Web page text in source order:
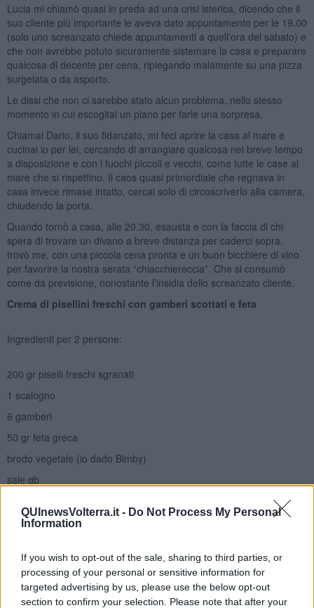
QUInewsVolterra.it - Do Not Process My Personal
Information
If you wish to opt-out of the sale, sharing to third parties, or
processing of your personal or sensitive information for
targeted advertising by us, please use the below opt-out
section to confirm your selection. Please note that after your
Lucia mi chiamò quasi in preda ad una crisi isterica, dicendo che il
suo cliente più importante le aveva dato appuntamento per le 19.00
(solo uno screanzato chiede appuntamenti a quell'ora del sabato) e
che non avrebbe potuto sicuramente sistemare la casa e preparare
qualcosa di decente per cena, ripiegando malamente su una pizza
surgelata o da asporto.
Le dissi che non ci sarebbe stato alcun problema, nello stesso
momento in cui escogitai un piano per farle una sorpresa.
Chiamai Dario, il suo fidanzato, mi feci aprire la casa al mare e
cucinai io per lei, cercando di arrangiare qualcosa nel breve tempo
a disposizione e con i fuochi piccoli e vecchi, come tutte le case al
mare che si rispettino. Il caos quasi primordiale che regnava in
casa invece rimase intatto, cercai solo di circoscriverlo alla camera,
chiudendo la porta.
Quando tornò a casa, alle 20.30, esausta e con la faccia di chi
spera di trovare un divano a breve distanza per caderci sopra,
trovò me, con una piccola cena pronta e un buon bicchiere di vino
per favorire la nostra serata “chiacchiereccia”. Che si consumò
come da previsione, nonostante l’insidia dello screanzato cliente.
Crema di pisellini freschi con gamberi scottati e feta
Ingredienti per 2 persone:
200 gr piselli freschi sgranati
1 scalogno
6 gamberi
50 gr feta greca
brodo vegetale (io dado Bimby)
sale qb
olio evo qb
olio per un minuto.
Aggiungete i piselli freschi e fateli rosolare mescolando con un
cucchiaio di legno.